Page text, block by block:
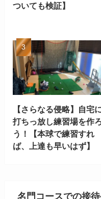
ついても検証】
【さらなる侵略】自宅
打ちっ放し練習場を作
う！【本球で練習すれ
ば、上達も早いはず】
名門コースでの接